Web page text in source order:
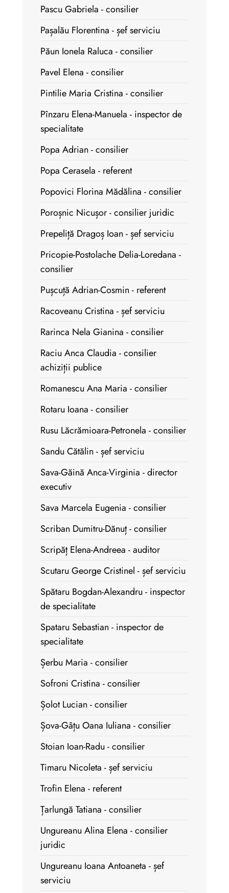
Pascu Gabriela - consilier
Pașalău Florentina - șef serviciu
Păun Ionela Raluca - consilier
Pavel Elena - consilier
Pintilie Maria Cristina - consilier
Pînzaru Elena-Manuela - inspector de
specialitate
Popa Adrian - consilier
Popa Cerasela - referent
Popovici Florina Mădălina - consilier
Poroșnic Nicușor - consilier juridic
Prepeliță Dragoș Ioan - șef serviciu
Pricopie-Postolache Delia-Loredana -
consilier
Pușcuță Adrian-Cosmin - referent
Racoveanu Cristina - șef serviciu
Rarinca Nela Gianina - consilier
Raciu Anca Claudia - consilier
achiziții publice
Romanescu Ana Maria - consilier
Rotaru Ioana - consilier
Rusu Lăcrămioara-Petronela - consilier
Sandu Cătălin - șef serviciu
Sava-Găină Anca-Virginia - director
executiv
Sava Marcela Eugenia - consilier
Scriban Dumitru-Dănuț - consilier
Scripăț Elena-Andreea - auditor
Scutaru George Cristinel - șef serviciu
Spătaru Bogdan-Alexandru - inspector
de specialitate
Spataru Sebastian - inspector de
specialitate
Șerbu Maria - consilier
Sofroni Cristina - consilier
Șolot Lucian - consilier
Șova-Gâțu Oana Iuliana - consilier
Stoian Ioan-Radu - consilier
Timaru Nicoleta - șef serviciu
Trofin Elena - referent
Țarlungă Tatiana - consilier
Ungureanu Alina Elena - consilier
juridic
Ungureanu Ioana Antoaneta - șef
serviciu